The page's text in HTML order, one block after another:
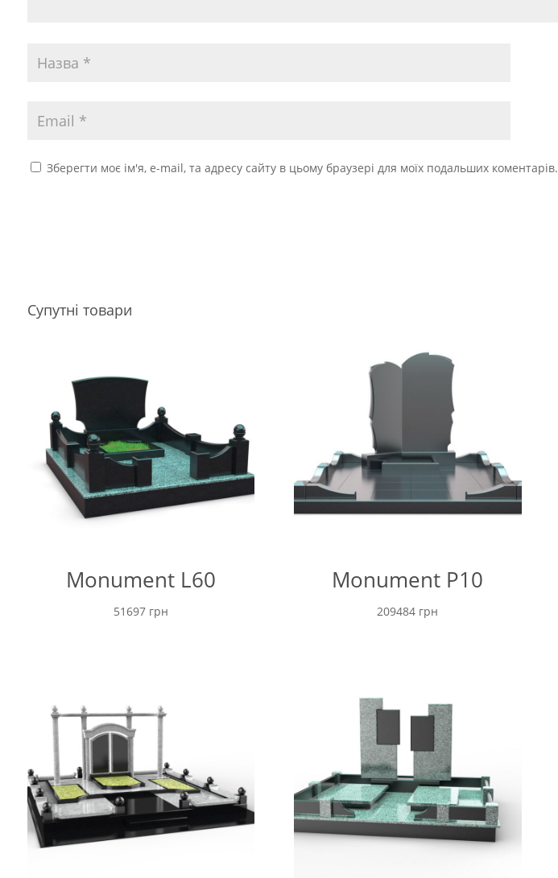
Зберегти моє ім'я, e-mail, та адресу сайту в цьому браузері для моїх подальших коментарів.
Супутні товари
Monument L60
51697 грн
Monument P10
209484 грн